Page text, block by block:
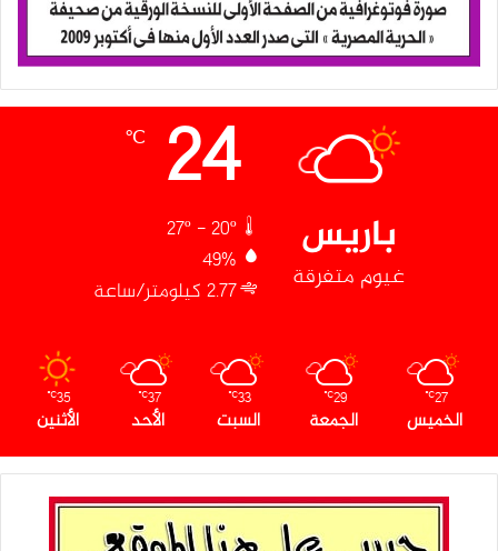
باريس
غيوم متفرقة
24
℃
49%
2.77 كيلومتر/ساعة
27
℃
الخميس
29
℃
الجمعة
33
℃
السبت
37
℃
الأحد
35
℃
الأثنين